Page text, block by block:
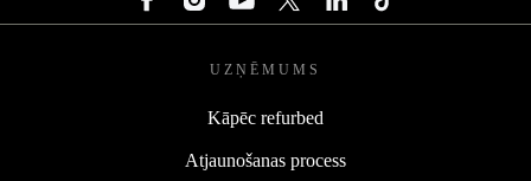
UZŅĒMUMS
Kāpēc refurbed
Atjaunošanas process